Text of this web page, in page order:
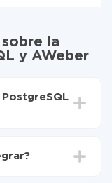
la
y AWeber
a AWeber